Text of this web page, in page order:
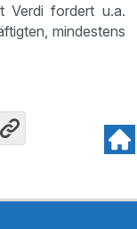
Verdi fordert u.a.
mindestens